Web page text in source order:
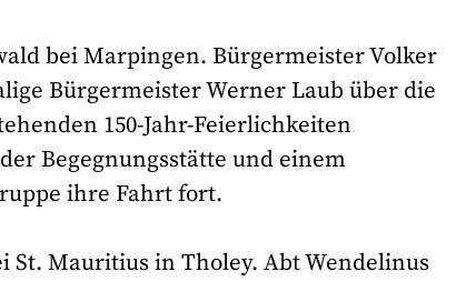
bei Marpingen. Bürgermeister Volker
Bürgermeister Werner Laub über die
150-Jahr-Feierlichkeiten
Begegnungsstätte und einem
ihre Fahrt fort.
St. Mauritius in Tholey. Abt Wendelinus